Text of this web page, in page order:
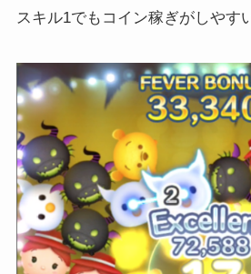
スキル1でもコイン稼ぎがしやす